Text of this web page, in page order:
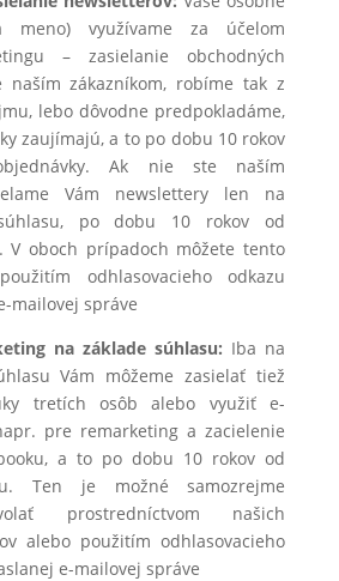
meno) využívame za účelom
– zasielanie obchodných
naším zákazníkom, robíme tak z
lebo dôvodne predpokladáme,
zaujímajú, a to po dobu 10 rokov
Ak nie ste naším
Vám newslettery len na
po dobu 10 rokov od
V oboch prípadoch môžete tento
odhlasovacieho odkazu
mailovej správe
na základe súhlasu: Iba na
Vám môžeme zasielať tiež
tretích osôb alebo využiť e-
pre remarketing a zacielenie
a to po dobu 10 rokov od
Ten je možné samozrejme
prostredníctvom našich
alebo použitím odhlasovacieho
e-mailovej správe